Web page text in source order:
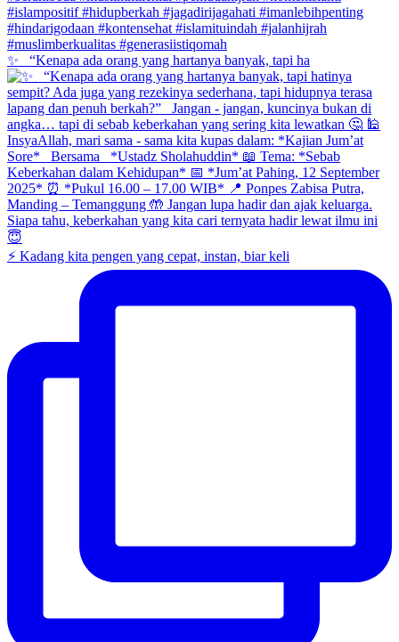
✨ _“Kenapa ada orang yang hartanya banyak, tapi ha
⚡ Kadang kita pengen yang cepat, instan, biar keli